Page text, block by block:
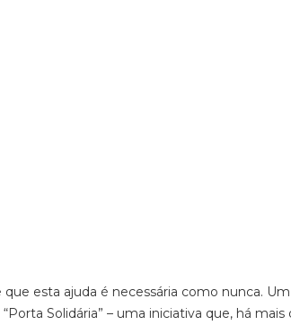
esta ajuda é necessária como nunca.
Solidária” – uma iniciativa que, há mais